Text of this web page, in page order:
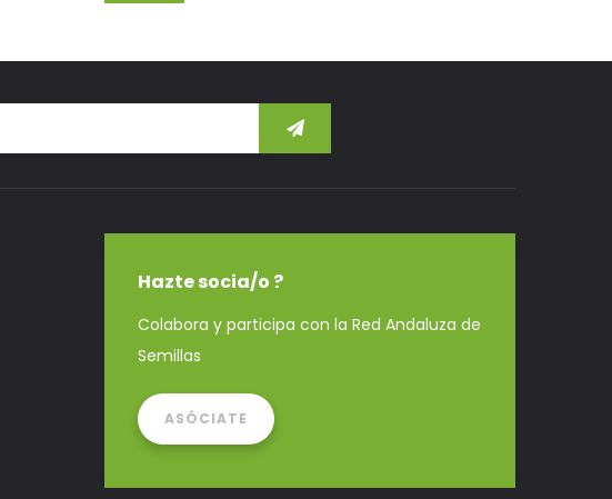
Hazte socia/o ?
Colabora y participa con la Red Andaluza de
Semillas
ASÓCIATE